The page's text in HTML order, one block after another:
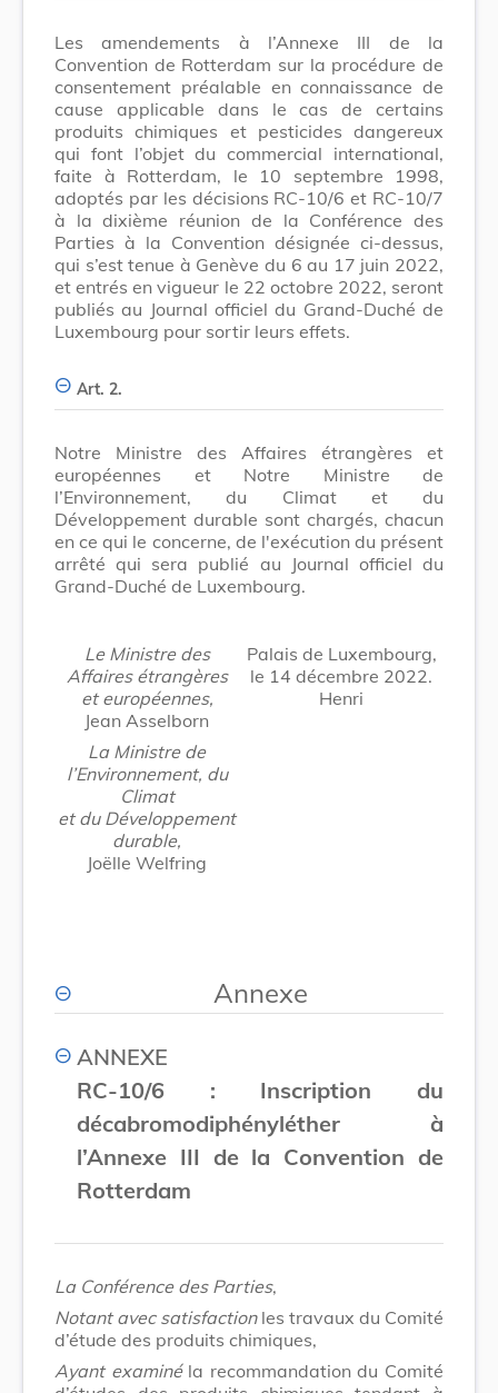
Les amendements à l’Annexe III de la
Convention de Rotterdam sur la procédure de
consentement préalable en connaissance de
cause applicable dans le cas de certains
produits chimiques et pesticides dangereux
qui font l’objet du commercial international,
faite à Rotterdam, le 10 septembre 1998,
adoptés par les décisions RC-10/6 et RC-10/7
à la dixième réunion de la Conférence des
Parties à la Convention désignée ci-dessus,
qui s’est tenue à Genève du 6 au 17 juin 2022,
et entrés en vigueur le 22 octobre 2022, seront
publiés au Journal officiel du Grand-Duché de
Luxembourg pour sortir leurs effets.
Art. 2.
Notre Ministre des Affaires étrangères et
européennes et Notre Ministre de
l’Environnement, du Climat et du
Développement durable sont chargés, chacun
en ce qui le concerne, de l'exécution du présent
arrêté qui sera publié au Journal officiel du
Grand-Duché de Luxembourg.
Le Ministre des
Affaires étrangères
et européennes,
Jean Asselborn
La Ministre de
l’Environnement, du
Climat
et du Développement
durable,
Joëlle Welfring
Palais de Luxembourg,
le 14 décembre 2022.
Henri
Annexe
ANNEXE
RC-10/6 : Inscription du
décabromodiphényléther à
l’Annexe III de la Convention de
Rotterdam
La Conférence des Parties,
Notant avec satisfactionles travaux du Comité
d’étude des produits chimiques,
Ayant examinéla recommandation du Comité